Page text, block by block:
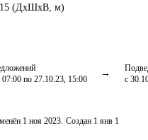
(ДxШxВ, м)
07:00 по 27.10.23, 15:00
с
1 ноя 2023. Создан 1 янв 1